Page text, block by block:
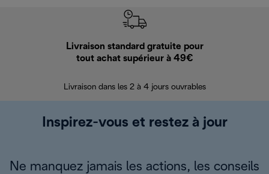
Livraison standard gratuite pour
tout achat supérieur à 49€
Livraison dans les 2 à 4 jours ouvrables
Inspirez-vous et restez à jour
Ne manquez jamais les actions, les conseils